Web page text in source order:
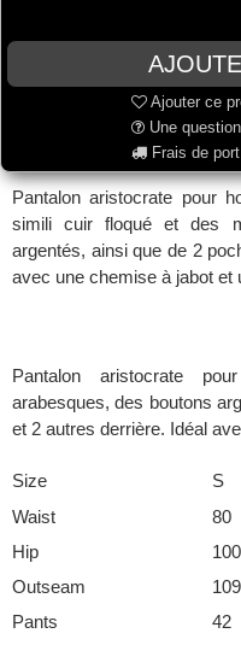
Ajouter ce
Une
Frais de
Pantalon aristocrate pour
simili cuir floqué et des
argentés, ainsi que de 2
avec une chemise à jabot et
Pantalon aristocrate
arabesques, des boutons
et 2 autres derrière. Idéal
Size S
Waist
80
Hip
100
Outseam
109
Pants
42